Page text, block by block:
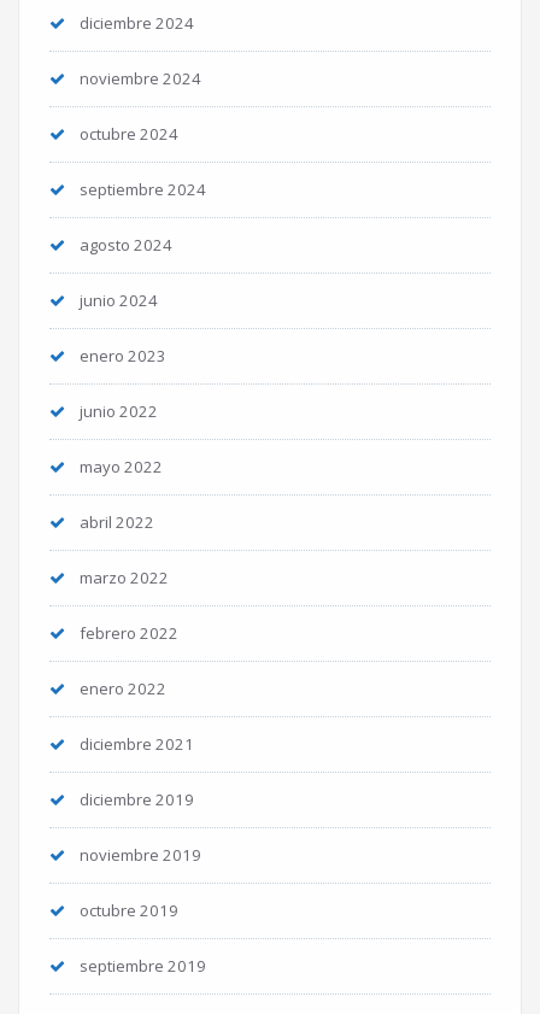
diciembre 2024
noviembre 2024
octubre 2024
septiembre 2024
agosto 2024
junio 2024
enero 2023
junio 2022
mayo 2022
abril 2022
marzo 2022
febrero 2022
enero 2022
diciembre 2021
diciembre 2019
noviembre 2019
octubre 2019
septiembre 2019